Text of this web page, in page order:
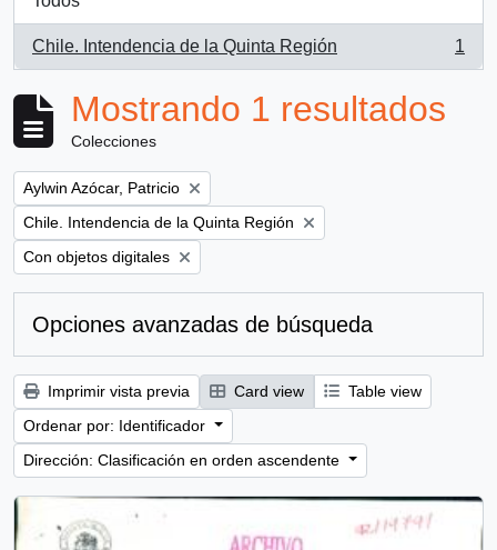
Chile. Intendencia de la Quinta Región
, 1 resultados
1
Mostrando 1 resultados
Colecciones
Remove filter:
Aylwin Azócar, Patricio
Remove filter:
Chile. Intendencia de la Quinta Región
Remove filter:
Con objetos digitales
Opciones avanzadas de búsqueda
Imprimir vista previa Card view
Table view
Ordenar por: Identificador
Dirección: Clasificación en orden ascendente